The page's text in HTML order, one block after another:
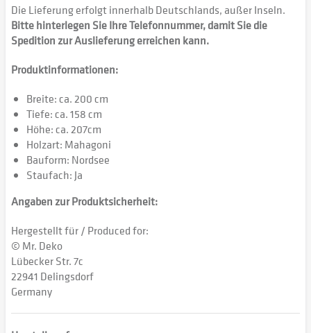
Die Lieferung erfolgt innerhalb Deutschlands, außer Inseln.
Bitte hinterlegen Sie Ihre Telefonnummer, damit Sie die
Spedition zur Auslieferung erreichen kann.
Produktinformationen:
Breite: ca. 200 cm
Tiefe: ca. 158 cm
Höhe: ca. 207cm
Holzart: Mahagoni
Bauform: Nordsee
Staufach: Ja
Angaben zur Produktsicherheit:
Hergestellt für / Produced for:
© Mr. Deko
Lübecker Str. 7c
22941 Delingsdorf
Germany